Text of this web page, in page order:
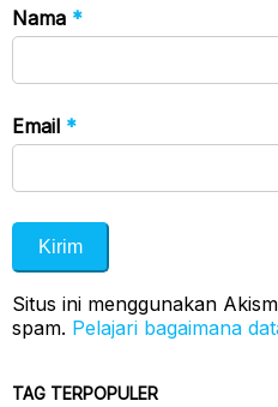
Nama *
Email *
Situs ini menggunakan
spam. Pelajari bagaimana
TAG TERPOPULER